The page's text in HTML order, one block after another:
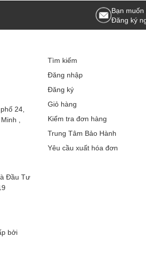
Bạn
Đăng ký
24,
,
Đầu Tư
Tìm kiếm
Đăng nhập
Đăng ký
Giỏ hàng
Kiểm tra đơn hàng
Trung Tâm Bảo Hành
Yêu cầu xuất hóa đơn
bởi